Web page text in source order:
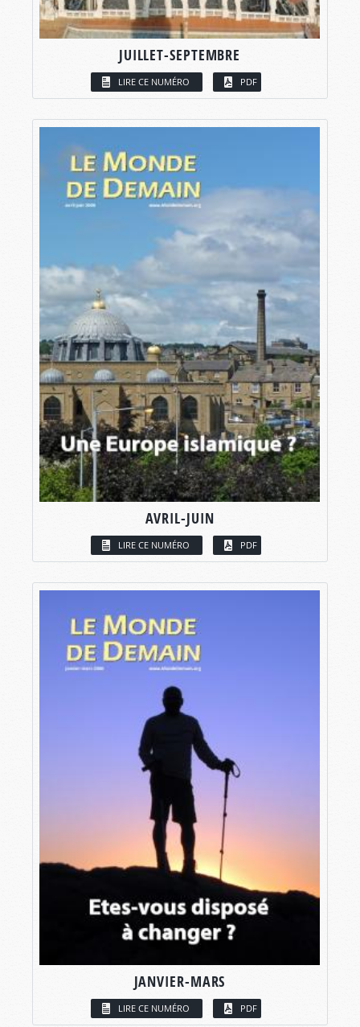
JUILLET-SEPTEMBRE
LIRE CE NUMÉRO PDF
AVRIL-JUIN
LIRE CE NUMÉRO PDF
JANVIER-MARS
LIRE CE NUMÉRO PDF